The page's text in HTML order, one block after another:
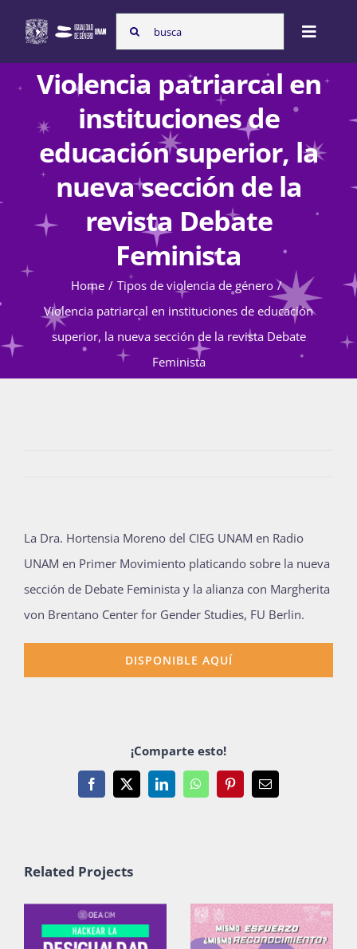
content
Search
for:
Toggle
Inicio
Nosotras
Programas
Atención de la violencia de género
Cursos
Blog
Recursos
Súmate
Bienvenida generación 2027-1
Violencia patriarcal en
instituciones de
educación superior, la
nueva sección de la
revista Debate
Feminista
Home
Tipos de violencia de género
Violencia patriarcal en instituciones de educación
superior, la nueva sección de la revista Debate
Feminista
La Dra. Hortensia Moreno del CIEG UNAM en Radio
UNAM en Primer Movimiento platicando sobre la nueva
sección de Debate Feminista y la alianza con Margherita
von Brentano Center for Gender Studies, FU Berlin.
DISPONIBLE AQUÍ
¡Comparte esto!
Facebook
X LinkedInWhatsAppPinterestEmail
Related Projects